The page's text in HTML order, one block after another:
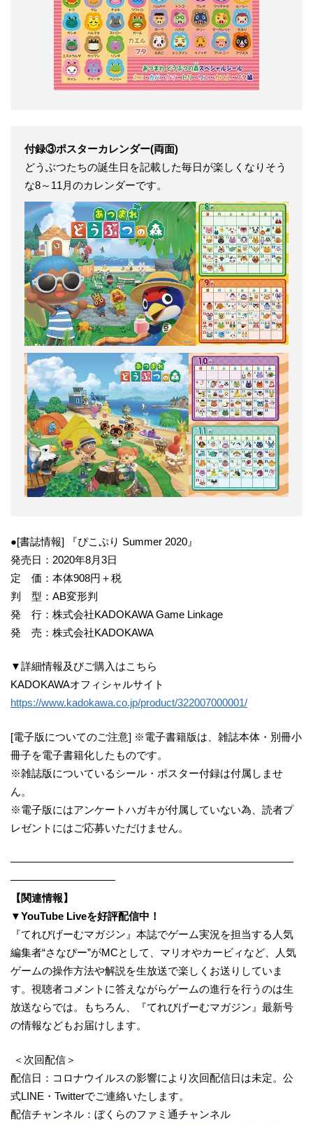
付録③ポスターカレンダー(両面)
どうぶつたちの誕生日を記載した毎日が楽しくなりそう
な8～11月のカレンダーです。
●[書誌情報] 『ぴこぷり Summer 2020』
発売日：2020年8月3日
定 価：本体908円＋税
判 型：AB変形判
発 行：株式会社KADOKAWA Game Linkage
発 売：株式会社KADOKAWA
▼詳細情報及びご購入はこちら
KADOKAWAオフィシャルサイト
https://www.kadokawa.co.jp/product/322007000001/
[電子版についてのご注意] ※電子書籍版は、雑誌本体・別冊小
冊子を電子書籍化したものです。
※雑誌版についているシール・ポスター付録は付属しませ
ん。
※電子版にはアンケートハガキが付属していない為、読者プ
レゼントにはご応募いただけません。
―――――――――――――――――――――――――――
――――――――――
【関連情報】
▼YouTube Liveを好評配信中！
『てれびげーむマガジン』本誌でゲーム実況を担当する人気
編集者“さなぴー”がMCとして、マリオやカービィなど、人気
ゲームの操作方法や解説を生放送で楽しくお送りしていま
す。視聴者コメントに答えながらゲームの進行を行うのは生
放送ならでは。もちろん、『てれびげーむマガジン』最新号
の情報などもお届けします。
＜次回配信＞
配信日：コロナウイルスの影響により次回配信日は未定。公
式LINE・Twitterでご連絡いたします。
配信チャンネル：ぼくらのファミ通チャンネル